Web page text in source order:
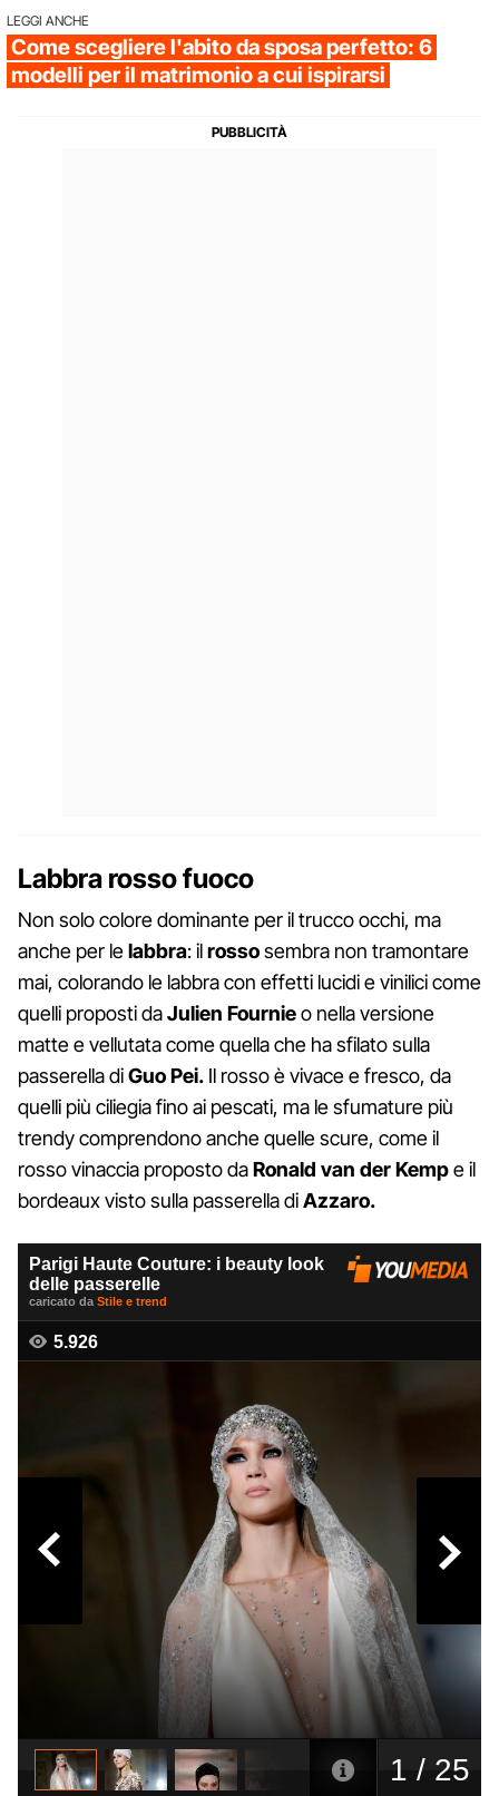
LEGGI ANCHE
Come scegliere l'abito da sposa perfetto: 6
modelli per il matrimonio a cui ispirarsi
Labbra rosso fuoco
Non solo colore dominante per il trucco occhi, ma
anche per lelabbra: ilrossosembra non tramontare
mai, colorando le labbra con effetti lucidi e vinilici come
quelli proposti daJulien Fournieo nella versione
matte e vellutata come quella che ha sfilato sulla
passerella diGuo Pei. Il rosso è vivace e fresco, da
quelli più ciliegia fino ai pescati, ma le sfumature più
trendy comprendono anche quelle scure, come il
rosso vinaccia proposto daRonald van der Kempe il
bordeaux visto sulla passerella diAzzaro.